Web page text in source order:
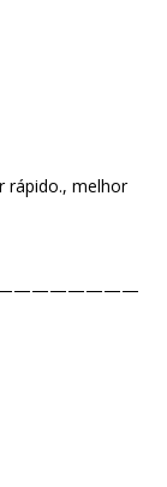
rápido., melhor